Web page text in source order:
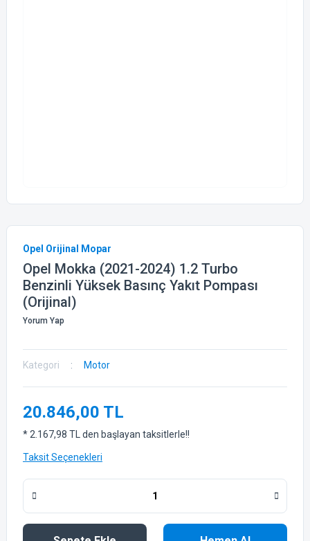
Opel Orijinal Mopar
Opel Mokka (2021-2024) 1.2 Turbo
Benzinli Yüksek Basınç Yakıt Pompası
(Orijinal)
Yorum Yap
Kategori Motor
20.846,00 TL
* 2.167,98 TL den başlayan taksitlerle!!
Taksit Seçenekleri